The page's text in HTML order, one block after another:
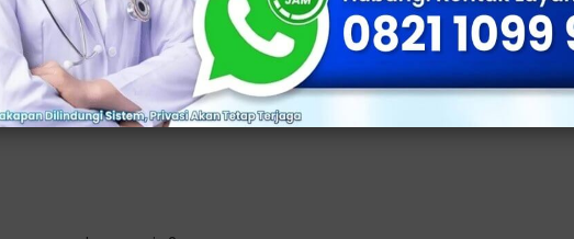
bernama Neisseria gonorrhoeae, yang dapat menyerang saluran
berbagai gejala, seperti:
dari penis